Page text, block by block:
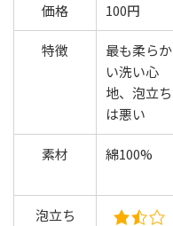
価格 100円
特徴
最も柔らか
い洗い心
地、泡立ち
は悪い
素材 綿100%
泡立ち